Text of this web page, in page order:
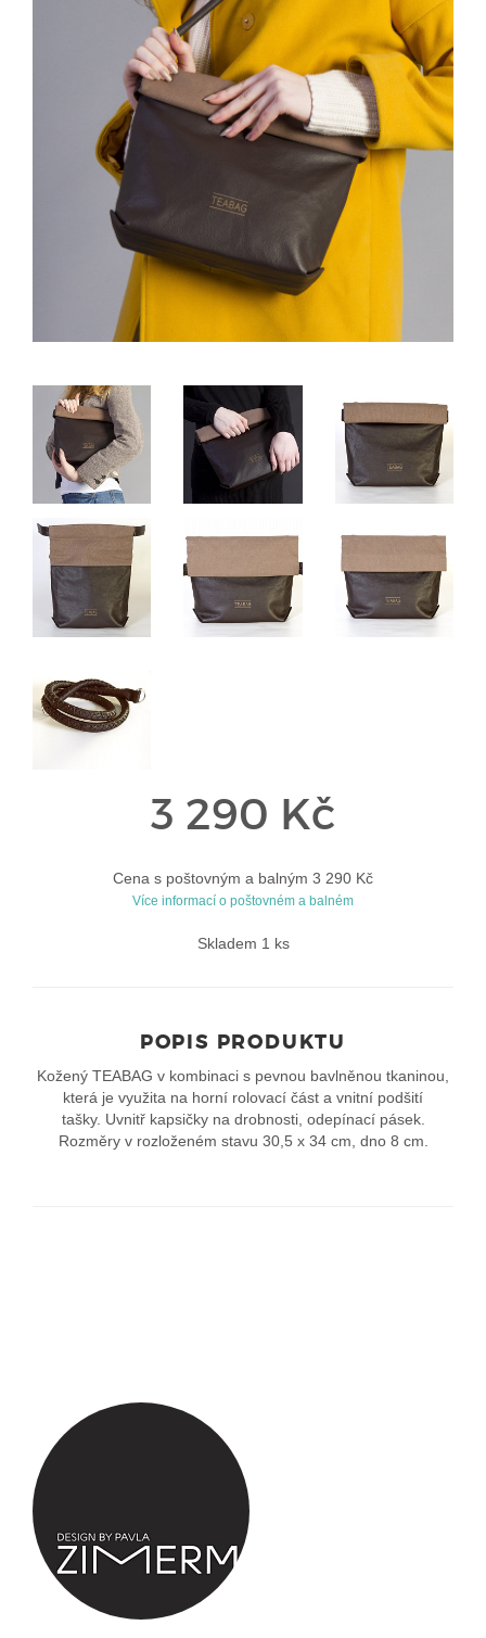
3 290 Kč
Cena s poštovným a balným 3 290 Kč
Více informací o poštovném a balném
Skladem 1 ks
POPIS PRODUKTU
Kožený TEABAG v kombinaci s pevnou bavlněnou tkaninou,
která je využita na horní rolovací část a vnitní podšití
tašky. Uvnitř kapsičky na drobnosti, odepínací pásek.
Rozměry v rozloženém stavu 30,5 x 34 cm, dno 8 cm.